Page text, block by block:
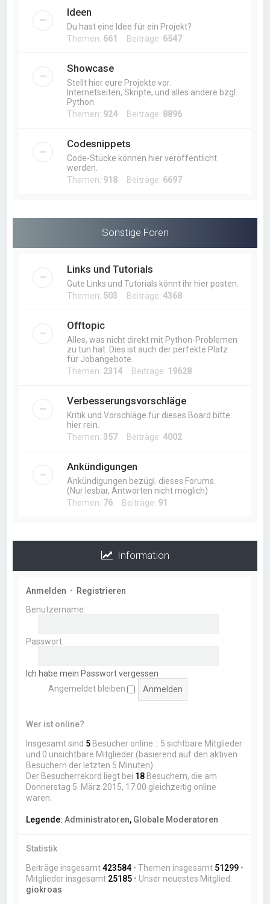
Ideen
Du hast eine Idee für ein Projekt?
Themen: 661 Beiträge: 6547
Showcase
Stellt hier eure Projekte vor.
Internetseiten, Skripte, und alles andere bzgl.
Python.
Themen: 924 Beiträge: 8896
Codesnippets
Code-Stücke können hier veröffentlicht
werden.
Themen: 918 Beiträge: 6697
Sonstige Foren
Links und Tutorials
Gute Links und Tutorials könnt ihr hier posten.
Themen: 503 Beiträge:4368
Offtopic
Alles, was nicht direkt mit Python-Problemen
zu tun hat. Dies ist auch der perfekte Platz
für Jobangebote.
Themen: 2314 Beiträge: 19628
Verbesserungsvorschläge
Kritik und Vorschläge für dieses Board bitte
hier rein.
Themen: 357Beiträge:4002
Ankündigungen
Ankündigungen bezügl. dieses Forums.
(Nur lesbar, Antworten nicht möglich)
Themen: 76 Beiträge: 91
Information
Anmelden • Registrieren
Benutzername:
Passwort:
Ich habe mein Passwort vergessen
Angemeldet bleiben
Wer ist online?
Insgesamt sind 5 Besucher online :: 5 sichtbare Mitglieder
und 0 unsichtbare Mitglieder (basierend auf den aktiven
Besuchern der letzten 5 Minuten)
Der Besucherrekord liegt bei 18 Besuchern, die am
Donnerstag 5. März 2015, 17:00 gleichzeitig online
waren.
Legende:Administratoren, Globale Moderatoren
Statistik
Beiträge insgesamt423584 • Themen insgesamt 51299 •
Mitglieder insgesamt 25185 • Unser neuestes Mitglied:
giokroas